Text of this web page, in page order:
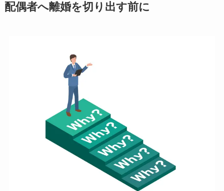
配偶者へ離婚を切り出す前に